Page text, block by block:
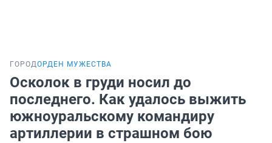
ГОРОДОРДЕН МУЖЕСТВА
Осколок в груди носил до
последнего. Как удалось выжить
южноуральскому командиру
артиллерии в страшном бою